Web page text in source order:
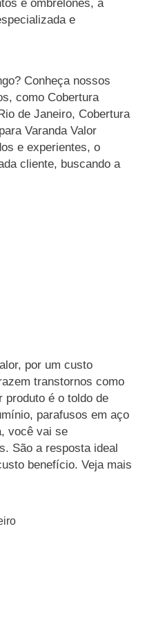
e ombrelones, a
e
Conheça nossos
como Cobertura
de Janeiro, Cobertura
Varanda Valor
e experientes, o
cliente, buscando a
por um custo
transtornos como
produto é o toldo de
parafusos em aço
você vai se
São a resposta ideal
benefício. Veja mais